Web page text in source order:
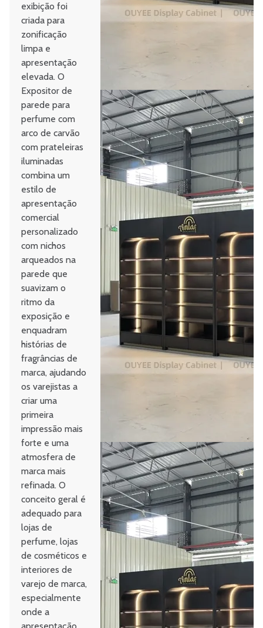
exibição foi
criada para
zonificação
limpa e
apresentação
elevada. O
Expositor de
parede para
perfume com
arco de carvão
com prateleiras
iluminadas
combina um
estilo de
apresentação
comercial
personalizado
com nichos
arqueados na
parede que
suavizam o
ritmo da
exposição e
enquadram
histórias de
fragrâncias de
marca, ajudando
os varejistas a
criar uma
primeira
impressão mais
forte e uma
atmosfera de
marca mais
refinada. O
conceito geral é
adequado para
lojas de
perfume, lojas
de cosméticos e
interiores de
varejo de marca,
especialmente
onde a